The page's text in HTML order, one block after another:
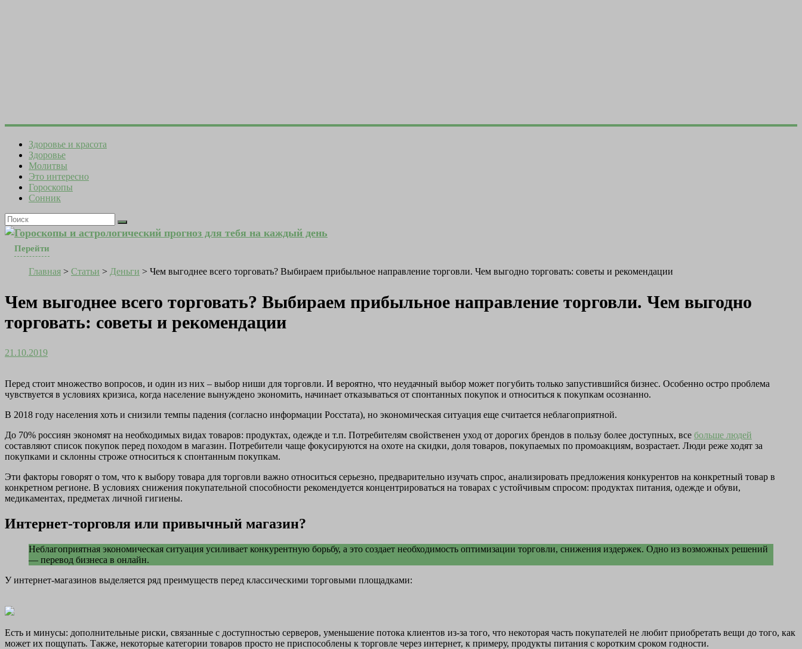
Здоровье и красота
Здоровье
Молитвы
Это интересно
Гороскопы
Сонник
Гороскопы и астрологический прогноз для тебя на каждый день
Перейти
Главная > Статьи > Деньги > Чем выгоднее всего торговать? Выбираем прибыльное направление торговли. Чем выгодно торговать: советы и рекомендации
Чем выгоднее всего торговать? Выбираем прибыльное направление торговли. Чем выгодно
торговать: советы и рекомендации
21.10.2019
Перед стоит множество вопросов, и один из них – выбор ниши для торговли. И вероятно, что неудачный выбор может погубить только запустившийся бизнес. Особенно остро проблема
чувствуется в условиях кризиса, когда население вынуждено экономить, начинает отказываться от спонтанных покупок и относиться к покупкам осознанно.
В 2018 году населения хоть и снизили темпы падения (согласно информации Росстата), но экономическая ситуация еще считается неблагоприятной.
До 70% россиян экономят на необходимых видах товаров: продуктах, одежде и т.п. Потребителям свойственен уход от дорогих брендов в пользу более доступных, все больше людей
составляют список покупок перед походом в магазин. Потребители чаще фокусируются на охоте на скидки, доля товаров, покупаемых по промоакциям, возрастает. Люди реже ходят за
покупками и склонны строже относиться к спонтанным покупкам.
Эти факторы говорят о том, что к выбору товара для торговли важно относиться серьезно, предварительно изучать спрос, анализировать предложения конкурентов на конкретный товар в
конкретном регионе. В условиях снижения покупательной способности рекомендуется концентрироваться на товарах с устойчивым спросом: продуктах питания, одежде и обуви,
медикаментах, предметах личной гигиены.
Интернет-торговля или привычный магазин?
Неблагоприятная экономическая ситуация усиливает конкурентную борьбу, а это создает необходимость оптимизации торговли, снижения издержек. Одно из возможных решений
— перевод бизнеса в онлайн.
У интернет-магазинов выделяется ряд преимуществ перед классическими торговыми площадками:
Есть и минусы: дополнительные риски, связанные с доступностью серверов, уменьшение потока клиентов из-за того, что некоторая часть покупателей не любит приобретать вещи до того, как
может их пощупать. Также, некоторые категории товаров просто не приспособлены к торговле через интернет, к примеру, продукты питания с коротким сроком годности.